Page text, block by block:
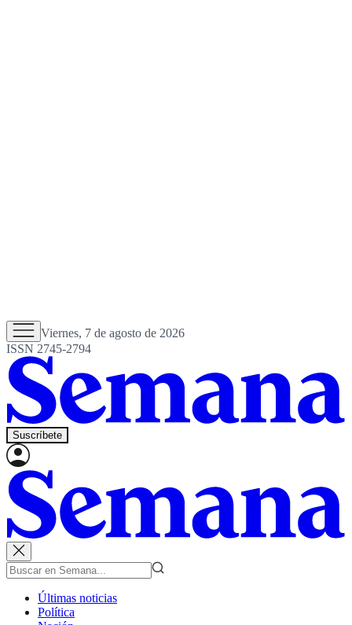
Viernes, 7 de agosto de 2026
ISSN 2745-2794
Suscríbete
Últimas noticias
Política